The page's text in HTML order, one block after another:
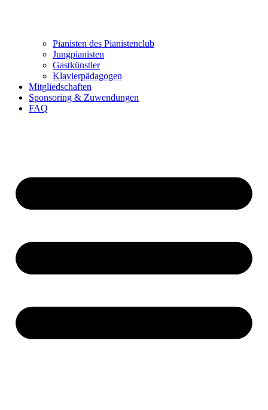
Pianisten des Pianistenclub
Jungpianisten
Gastkünstler
Klavierpädagogen
Mitgliedschaften
Sponsoring & Zuwendungen
FAQ